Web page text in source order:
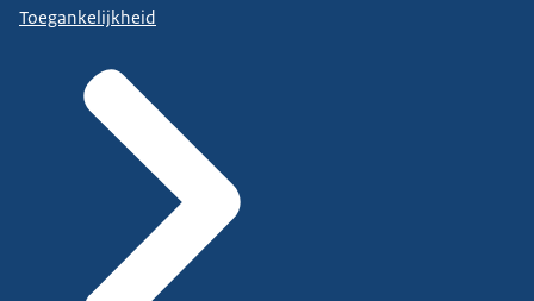
Toegankelijkheid